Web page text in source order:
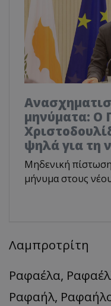
μηνύματα: Ο
ψηλά για τη
Μηδενική
μήνυμα στους
Λαμπροτρίτη
Ραφαέλα,
Ραφαήλ,